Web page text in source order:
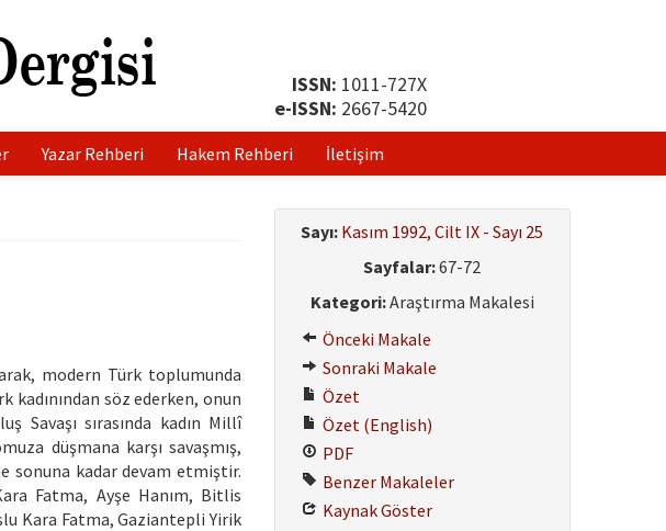
ISSN: 1011-727X
e-ISSN: 2667-5420
Yazar Rehberi Hakem Rehberi İletişim
modern Türk toplumunda
kadınından söz ederken, onun
Savaşı sırasında kadın Millî
düşmana karşı savaşmış,
sonuna kadar devam etmiştir.
Fatma, Ayşe Hanım, Bitlis
Kara Fatma, Gaziantepli Yirik
Sayı: Kasım 1992, Cilt IX - Sayı 25
Sayfalar:67-72
Kategori:Araştırma Makalesi
Önceki Makale
Sonraki Makale
Özet
Özet (English)
PDF
Benzer Makaleler
Kaynak Göster